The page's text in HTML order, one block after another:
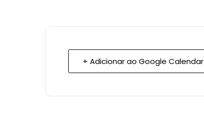
+ Adicionar ao Google Calendar